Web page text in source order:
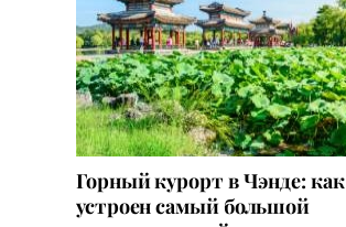
Горный курорт в Чэнде: как
устроен самый большой